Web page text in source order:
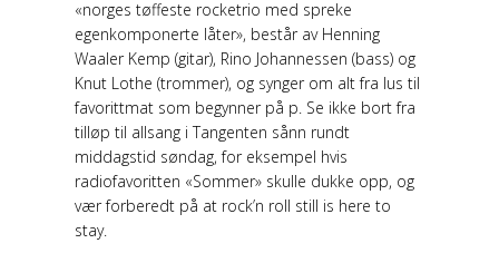
«norges tøffeste rocketrio med spreke
egenkomponerte låter», består av Henning
Waaler Kemp (gitar), Rino Johannessen (bass) og
Knut Lothe (trommer), og synger om alt fra lus til
favorittmat som begynner på p. Se ikke bort fra
tilløp til allsang i Tangenten sånn rundt
middagstid søndag, for eksempel hvis
radiofavoritten «Sommer» skulle dukke opp, og
vær forberedt på at rock’n roll still is here to
stay.